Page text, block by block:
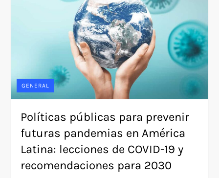
GENERAL
Políticas públicas para prevenir
futuras pandemias en América
Latina: lecciones de COVID-19 y
recomendaciones para 2030